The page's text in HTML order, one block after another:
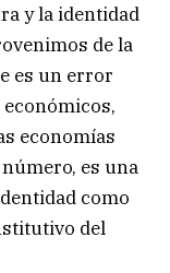
y la identidad
de la
es un error
economías
es una
como
del